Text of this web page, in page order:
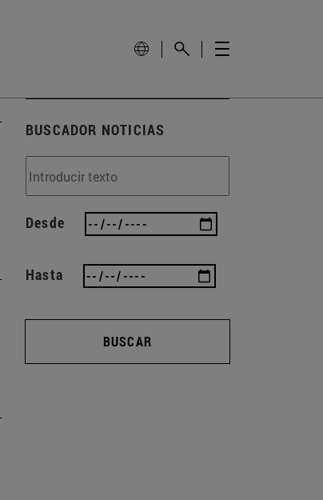
BUSCADOR NOTICIAS
Desde
Hasta
BUSCAR